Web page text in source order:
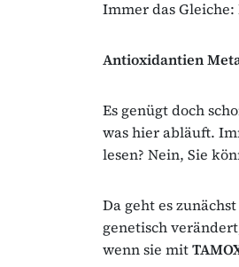
Immer das Gleiche:
Antioxidantien
Es genügt doch
was hier abläuft.
lesen? Nein, Sie
Da geht es
genetisch
wenn sie mit